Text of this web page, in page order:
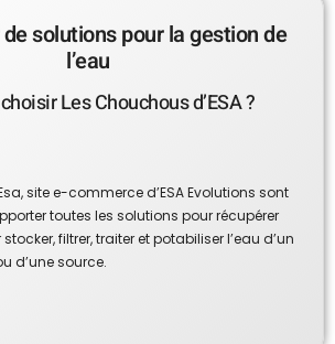
solutions pour la gestion de
l’eau
Les Chouchous d’ESA ?
site e-commerce d’ESA Evolutions sont
toutes les solutions pour récupérer
filtrer, traiter et potabiliser l’eau d’un
d’une source.